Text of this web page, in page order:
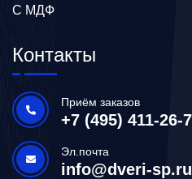
С МДФ
Контакты
Приём заказов
+7 (495) 411-26-
Эл.почта
info@dveri-sp.ru